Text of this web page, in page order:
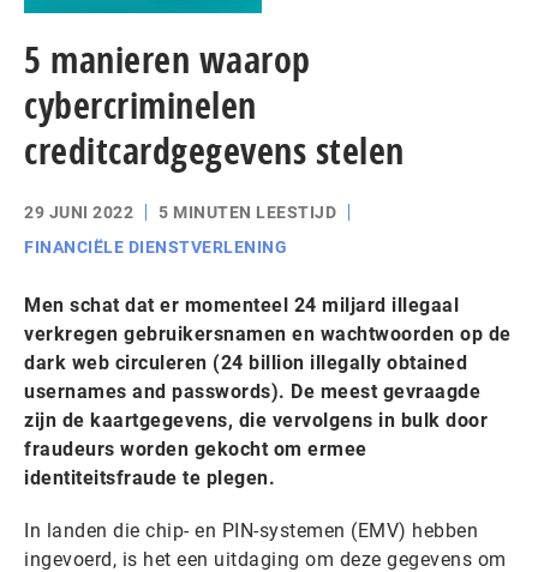
5 manieren waarop
cybercriminelen
creditcardgegevens stelen
29 JUNI 2022
5 MINUTEN LEESTIJD
FINANCIËLE DIENSTVERLENING
Men schat dat er momenteel 24 miljard illegaal
verkregen gebruikersnamen en wachtwoorden op de
dark web circuleren (24 billion illegally obtained
usernames and passwords). De meest gevraagde
zijn de kaartgegevens, die vervolgens in bulk door
fraudeurs worden gekocht om ermee
identiteitsfraude te plegen.
In landen die chip- en PIN-systemen (EMV) hebben
ingevoerd, is het een uitdaging om deze gegevens om